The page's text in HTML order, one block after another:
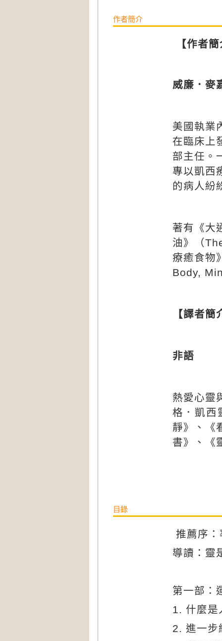
作者簡介
【作者
威廉．麥
美國執業
在臨床上
部主任。
專以凱西
的病人紛
著有《大
油》（
療癒食物
Body,
【譯者簡
非語
熱愛心靈
格．凱西
靜》、《
書》、《
目錄
推薦序
導讀：靈
第一部：
1. 什麼是
2. 進一步